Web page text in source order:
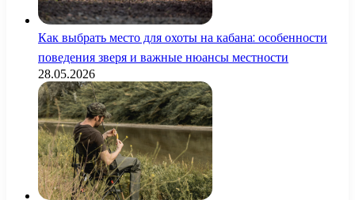
Как выбрать место для охоты на кабана: особенности
поведения зверя и важные нюансы местности
28.05.2026